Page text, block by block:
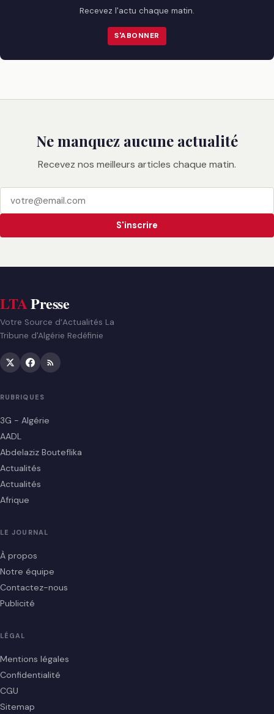
Recevez l'actu chaque matin.
S'ABONNER
Ne manquez aucune actualité
Recevez nos meilleurs articles chaque matin.
S'inscrire
LTAPresse
Votre Source d’Actualités La
Tribune d'Algérie Redéfinie
RUBRIQUES
3G - Algérie
AADL
Abdelaziz Bouteflika
Actualités
Actualités
Afrique
LE JOURNAL
À propos
Notre équipe
Contactez-nous
Publicité
LÉGAL
Mentions légales
Confidentialité
CGU
Sitemap